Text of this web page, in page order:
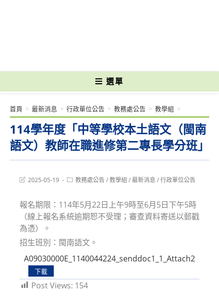
選單
114學年度「中等學校本土語文（閩南
語文）教師在職進修第二專長學分班」
首頁 > 最新消息 > 行政單位公告 > 教務處公告 > 教學組 >
Post2025-05-19
Post教務處公告/教學組 /最新消息 /行政單位公告
報名期限：114年5月22日上午9時至6月5日下午5時
（線上報名系統逾期恕不受理；審查資料寄送以郵戳
為憑）。
招生班別：閩南語文。
A09030000E_1140044224_senddoc1_1_Attach2
下載
Post Views: 154